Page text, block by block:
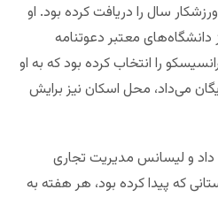
سال را دریافت کرده بود. او
از دانشگاه‌های معتبر دعوتنامه
را انتخاب کرده بود که به او
می‌داد، محل اسکان نیز برایش
داد و لیسانس مدیریت تجاری
که پیدا کرده بود، هر هفته به